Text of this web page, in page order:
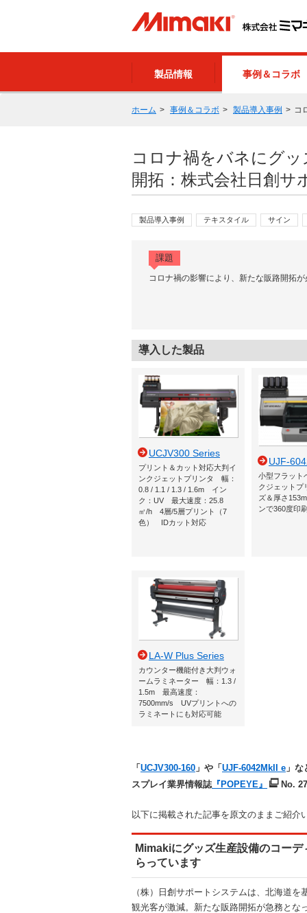
製品情報 事例＆コラボ
ホーム 事例＆コラボ 製品導入事例 コ
コロナ禍をバネにグ
開拓：株式会社日創サ
製品導入事例 テキスタイル サイン
課題
コロナ禍の影響により、新たな販路開拓が
導入した製品
UCJV300 Series
プリント＆カット対応大判イ
ンクジェットプリンタ 幅：
0.8 / 1.1 / 1.3 / 1.6m イン
ク：UV 最大速度：25.8
㎡/h 4層/5層プリント（7
色） IDカット対応
UJF-
小型フラット
クジェット
ズ＆厚さ
ンで360度印
LA-W Plus Series
カウンター機能付き大判ウォ
ームラミネーター 幅：1.3 /
1.5m 最高速度：
7500mm/s UVプリントへの
ラミネートにも対応可能
「 UCJV300-160 」や「 UJF-6042MkII e 」
スプレイ業界情報誌 『POPEYE』 No.
以下に掲載された記事を原文のままご紹介
Mimakiにグッズ生産設備のコー
らっています
（株）日創サポートシステムは、北海道
観光客が激減。新たな販路開拓が急務とな